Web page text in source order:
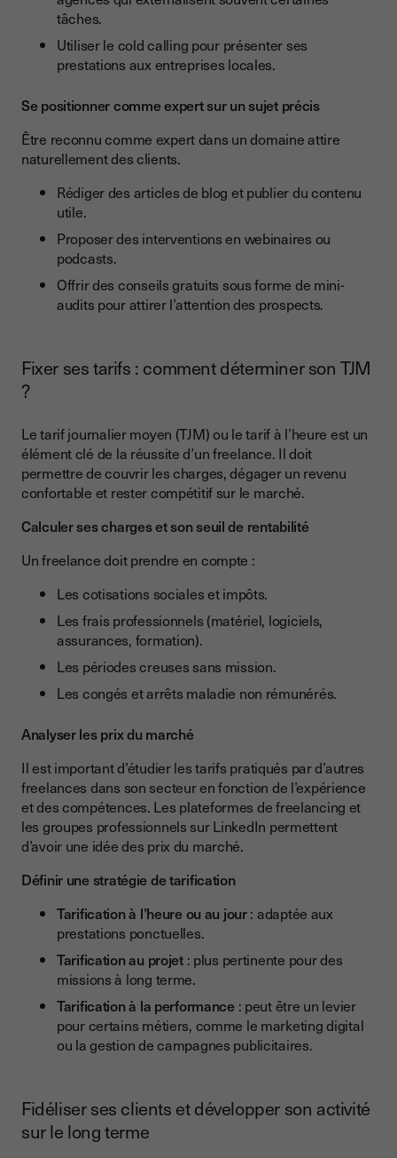
tâches.
Utiliser le cold calling pour présenter ses
prestations aux entreprises locales.
Se positionner comme expert sur un sujet précis
Être reconnu comme expert dans un domaine attire
naturellement des clients.
Rédiger des articles de blog et publier du contenu
utile.
Proposer des interventions en webinaires ou
podcasts.
Offrir des conseils gratuits sous forme de mini-
audits pour attirer l’attention des prospects.
Fixer ses tarifs : comment déterminer son TJM
?
Le tarif journalier moyen (TJM) ou le tarif à l’heure est un
élément clé de la réussite d’un freelance. Il doit
permettre de couvrir les charges, dégager un revenu
confortable et rester compétitif sur le marché.
Calculer ses charges et son seuil de rentabilité
Un freelance doit prendre en compte :
Les cotisations sociales et impôts.
Les frais professionnels (matériel, logiciels,
assurances, formation).
Les périodes creuses sans mission.
Les congés et arrêts maladie non rémunérés.
Analyser les prix du marché
Il est important d’étudier les tarifs pratiqués par d’autres
freelances dans son secteur en fonction de l’expérience
et des compétences. Les plateformes de freelancing et
les groupes professionnels sur LinkedIn permettent
d’avoir une idée des prix du marché.
Définir une stratégie de tarification
Tarification à l’heure ou au jour: adaptée aux
prestations ponctuelles.
Tarification au projet: plus pertinente pour des
missions à long terme.
Tarification à la performance: peut être un levier
pour certains métiers, comme le marketing digital
ou la gestion de campagnes publicitaires.
Fidéliser ses clients et développer son activité
sur le long terme